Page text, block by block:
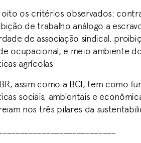
oito os critérios observados:
de trabalho análogo a
de associação sindical,
ocupacional, e meio ambiente
agrícolas
assim como a BCI, tem como
sociais, ambientais e
nos três pilares da